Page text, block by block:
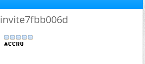
invite7fbb006d